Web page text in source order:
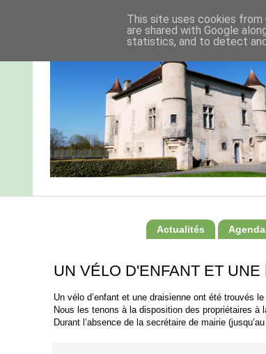
Actualités
UN VÉLO D'ENFANT ET
Un vélo d’enfant et une draisienne ont été trouvés
Nous les tenons à la disposition des propriétaires à
Durant l’absence de la secrétaire de mairie
This site uses cookies from
are shared with Google
statistics, and to detect